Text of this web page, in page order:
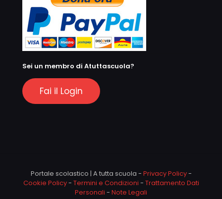
Sei un membro di Atuttascuola?
Fai il Login
Portale scolastico | A tutta scuola - Privacy Policy-
Cookie Policy- Termini e Condizioni - Trattamento Dati
Personali - Note Legali